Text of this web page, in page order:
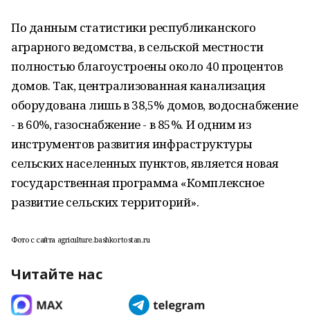
По данным статистики республиканского
аграрного ведомства, в сельской местности
полностью благоустроены около 40 процентов
домов. Так, централизованная канализация
оборудована лишь в 38,5% домов, водоснабжение
- в 60%, газоснабжение - в 85%. И одним из
инструментов развития инфраструктуры
сельских населенных пунктов, является новая
государственная программа «Комплексное
развитие сельских территорий».
Фото с сайта agriculture.bashkortostan.ru
Читайте нас